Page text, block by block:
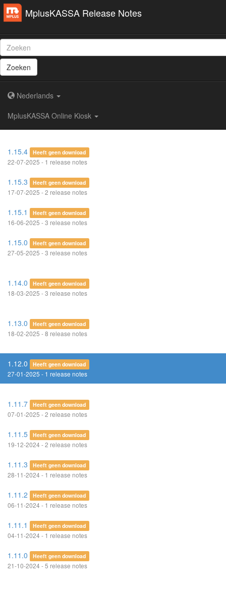
MplusKASSA Release Notes
Zoeken
Nederlands
MplusKASSA Online Kiosk
1.15.4 Heeft geen download
22-07-2025 - 1 release notes
1.15.3 Heeft geen download
17-07-2025 - 2 release notes
1.15.1 Heeft geen download
16-06-2025 - 3 release notes
1.15.0 Heeft geen download
27-05-2025 - 3 release notes
1.14.0 Heeft geen download
18-03-2025 - 3 release notes
1.13.0 Heeft geen download
18-02-2025 - 8 release notes
1.12.0 Heeft geen download
27-01-2025 - 1 release notes
1.11.7 Heeft geen download
07-01-2025 - 2 release notes
1.11.5 Heeft geen download
19-12-2024 - 2 release notes
1.11.3 Heeft geen download
28-11-2024 - 1 release notes
1.11.2 Heeft geen download
06-11-2024 - 1 release notes
1.11.1 Heeft geen download
04-11-2024 - 1 release notes
1.11.0 Heeft geen download
21-10-2024 - 5 release notes